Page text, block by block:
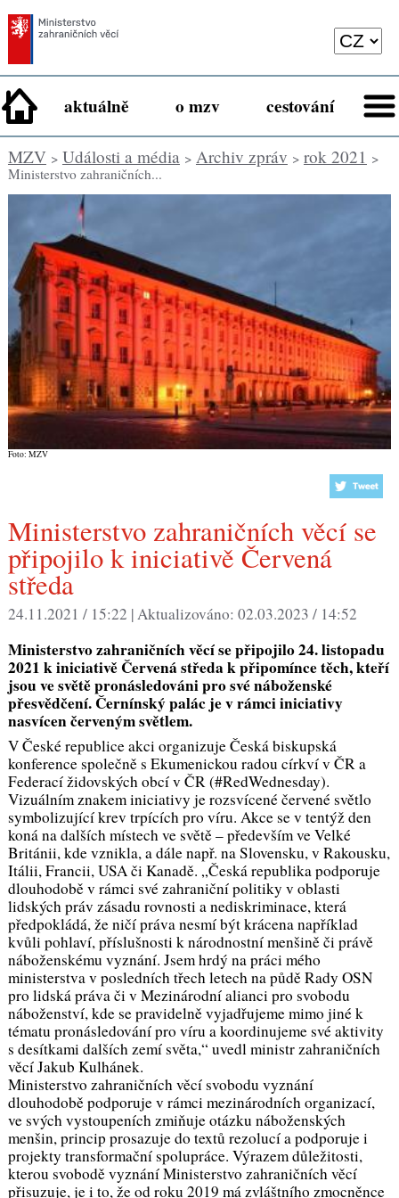
aktuálně o mzv cestování
MZV> Události a média> Archiv zpráv > rok 2021 >
Ministerstvo zahraničních...
Foto: MZV
Ministerstvo zahraničních věcí se
připojilo k iniciativě Červená
středa
24.11.2021 / 15:22 |Aktualizováno: 02.03.2023 / 14:52
Ministerstvo zahraničních věcí se připojilo 24. listopadu
2021 k iniciativě Červená středa k připomínce těch, kteří
jsou ve světě pronásledováni pro své náboženské
přesvědčení. Černínský palác je v rámci iniciativy
nasvícen červeným světlem.
V České republice akci organizuje Česká biskupská
konference společně s Ekumenickou radou církví v ČR a
Federací židovských obcí v ČR (#RedWednesday).
Vizuálním znakem iniciativy je rozsvícené červené světlo
symbolizující krev trpících pro víru. Akce se v tentýž den
koná na dalších místech ve světě – především ve Velké
Británii, kde vznikla, a dále např. na Slovensku, v Rakousku,
Itálii, Francii, USA či Kanadě. „Česká republika podporuje
dlouhodobě v rámci své zahraniční politiky v oblasti
lidských práv zásadu rovnosti a nediskriminace, která
předpokládá, že ničí práva nesmí být krácena například
kvůli pohlaví, příslušnosti k národnostní menšině či právě
náboženskému vyznání. Jsem hrdý na práci mého
ministerstva v posledních třech letech na půdě Rady OSN
pro lidská práva či v Mezinárodní alianci pro svobodu
náboženství, kde se pravidelně vyjadřujeme mimo jiné k
tématu pronásledování pro víru a koordinujeme své aktivity
s desítkami dalších zemí světa,“ uvedl ministr zahraničních
věcí Jakub Kulhánek.
Ministerstvo zahraničních věcí svobodu vyznání
dlouhodobě podporuje v rámci mezinárodních organizací,
ve svých vystoupeních zmiňuje otázku náboženských
menšin, princip prosazuje do textů rezolucí a podporuje i
projekty transformační spolupráce. Výrazem důležitosti,
kterou svobodě vyznání Ministerstvo zahraničních věcí
přisuzuje, je i to, že od roku 2019 má zvláštního zmocněnce